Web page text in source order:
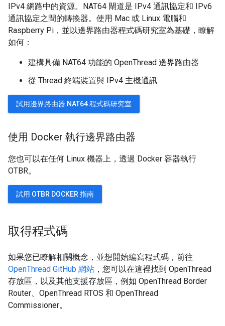
IPv4 網路中的資源。NAT64 閘道是 IPv4 通訊協定和 IPv6
通訊協定之間的轉換器。使用 Mac 或 Linux 電腦和
Raspberry Pi，並以邊界路由器程式碼研究室為基礎，瞭解
如何：
建構具備 NAT64 功能的 OpenThread 邊界路由器
從 Thread 終端裝置與 IPv4 主機通訊
試用邊界路由器 NAT64 程式碼研究室
使用 Docker 執行邊界路由器
您也可以在任何 Linux 機器上，透過 Docker 容器執行
OTBR。
試用 OTBR DOCKER 指南
取得程式碼
如果您已瞭解相關概念，並想開始編寫程式碼，前往
OpenThread GitHub 網站 ，您可以在這裡找到 OpenThread
存放區，以及其他支援存放區，例如 OpenThread Border
Router、OpenThread RTOS 和 OpenThread
Commissioner。